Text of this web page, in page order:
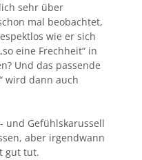
sehr über
mal beobachtet,
wie er sich
eine Frechheit“ in
Und das passende
wird dann auch
und Gefühlskarussell
aber irgendwann
gut tut.